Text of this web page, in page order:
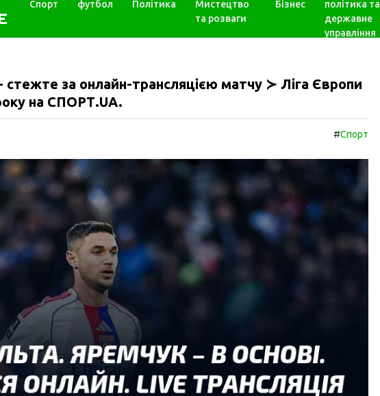
Спорт футбол Політика
Мистецтво
та розваги
Бізнес
політика та
державне
управління
стежте за онлайн-трансляцією матчу ≻ Ліга Європи
на СПОРТ.UA.
#Спорт